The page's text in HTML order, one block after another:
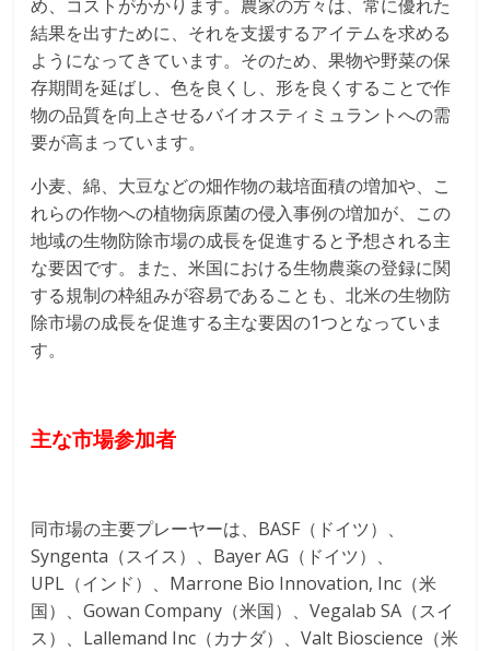
め、コストがかかります。農家の方々は、常に優れた
結果を出すために、それを支援するアイテムを求める
ようになってきています。そのため、果物や野菜の保
存期間を延ばし、色を良くし、形を良くすることで作
物の品質を向上させるバイオスティミュラントへの需
要が高まっています。
小麦、綿、大豆などの畑作物の栽培面積の増加や、こ
れらの作物への植物病原菌の侵入事例の増加が、この
地域の生物防除市場の成長を促進すると予想される主
な要因です。また、米国における生物農薬の登録に関
する規制の枠組みが容易であることも、北米の生物防
除市場の成長を促進する主な要因の1つとなっていま
す。
主な市場参加者
同市場の主要プレーヤーは、BASF（ドイツ）、
Syngenta（スイス）、Bayer AG（ドイツ）、
UPL（インド）、Marrone Bio Innovation, Inc（米
国）、Gowan Company（米国）、Vegalab SA（スイ
ス）、Lallemand Inc（カナダ）、Valt Bioscience（米